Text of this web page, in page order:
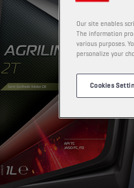
Our site enables
The information
various purposes.
personalize your
Cookies